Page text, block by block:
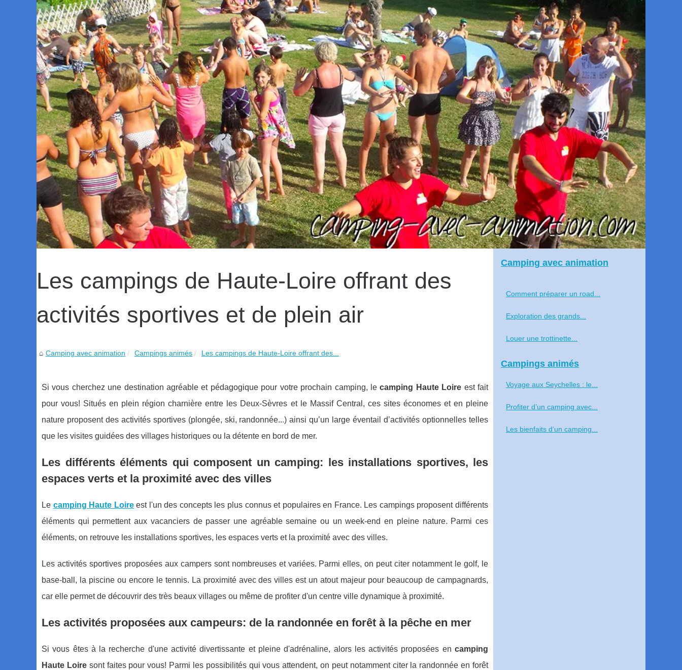
Les campings de Haute-Loire offrant des
activités sportives et de plein air
Camping avec animation Campings animés Les campings de Haute-Loire offrant des...
Si vous cherchez une destination agréable et pédagogique pour votre prochain camping, lecamping Haute Loire est fait
pour vous! Situés en plein région charnière entre les Deux-Sèvres et le Massif Central, ces sites économes et en pleine
nature proposent des activités sportives (plongée, ski, randonnée...) ainsi qu’un large éventail d’activités optionnelles telles
que les visites guidées des villages historiques ou la détente en bord de mer.
Les différents éléments qui composent un camping: les installations sportives, les
espaces verts et la proximité avec des villes
Le camping Haute Loireest l'un des concepts les plus connus et populaires en France. Les campings proposent différents
éléments qui permettent aux vacanciers de passer une agréable semaine ou un week-end en pleine nature. Parmi ces
éléments, on retrouve les installations sportives, les espaces verts et la proximité avec des villes.
Les activités sportives proposées aux campers sont nombreuses et variées. Parmi elles, on peut citer notamment le golf, le
base-ball, la piscine ou encore le tennis. La proximité avec des villes est un atout majeur pour beaucoup de campagnards,
car elle permet de découvrir des très beaux villages ou même de profiter d'un centre ville dynamique à proximité.
Les activités proposées aux campeurs: de la randonnée en forêt à la pêche en mer
Si vous êtes à la recherche d'une activité divertissante et pleine d'adrénaline, alors les activités proposées en camping
Haute Loiresont faites pour vous! Parmi les possibilités qui vous attendent, on peut notamment citer la randonnée en forêt
Camping avec animation
Comment préparer un road...
Exploration des grands...
Louer une trottinette...
Campings animés
Voyage aux Seychelles : le...
Profiter d’un camping avec...
Les bienfaits d’un camping...